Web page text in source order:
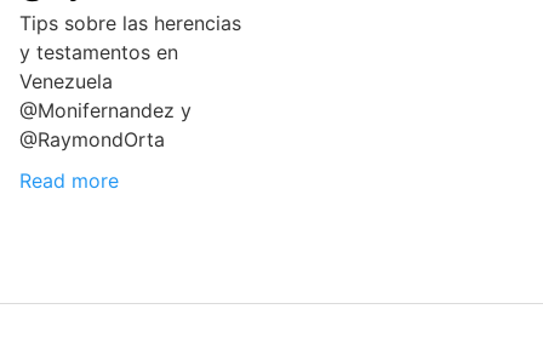
Tips sobre las herencias
y testamentos en
Venezuela
@Monifernandez y
@RaymondOrta
Read more